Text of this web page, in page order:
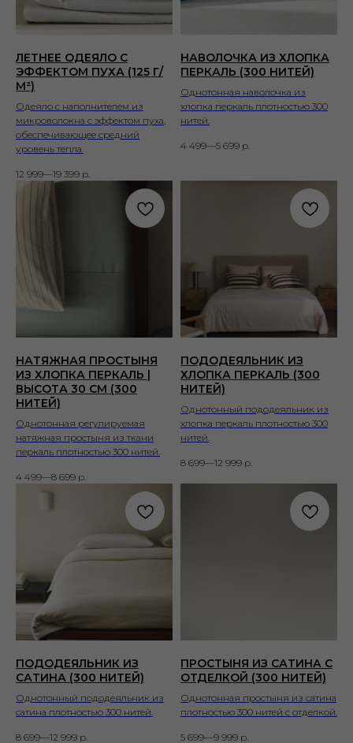
ЛЕТНЕЕ ОДЕЯЛО С
ЭФФЕКТОМ ПУХА (125 Г/
М²)
Одеяло с наполнителем из
микроволокна с эффектом пуха,
обеспечивающее средний
уровень тепла.
12 999—19 399 р.
НАВОЛОЧКА ИЗ ХЛОПКА
ПЕРКАЛЬ (300 НИТЕЙ)
Однотонная наволочка из
хлопка перкаль плотностью 300
нитей.
4 499—5 699 р.
НАТЯЖНАЯ ПРОСТЫНЯ
ИЗ ХЛОПКА ПЕРКАЛЬ |
ВЫСОТА 30 СМ (300
НИТЕЙ)
Однотонная регулируемая
натяжная простыня из ткани
перкаль плотностью 300 нитей.
4 499—8 699 р.
ПОДОДЕЯЛЬНИК ИЗ
ХЛОПКА ПЕРКАЛЬ (300
НИТЕЙ)
Однотонный пододеяльник из
хлопка перкаль плотностью 300
нитей.
8 699—12 999 р.
ПОДОДЕЯЛЬНИК ИЗ
САТИНА (300 НИТЕЙ)
Однотонный пододеяльник из
сатина плотностью 300 нитей.
8 699—12 999 р.
ПРОСТЫНЯ ИЗ САТИНА С
ОТДЕЛКОЙ (300 НИТЕЙ)
Однотонная простыня из сатина
плотностью 300 нитей с отделкой.
5 699—9 999 р.